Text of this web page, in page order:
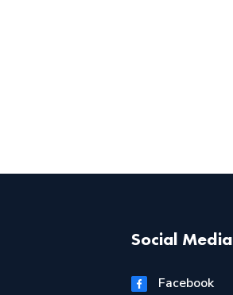
Social Media
Facebook